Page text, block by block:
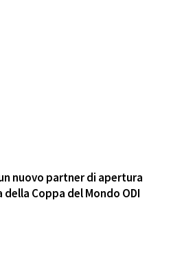
nuovo partner di apertura
Coppa del Mondo ODI